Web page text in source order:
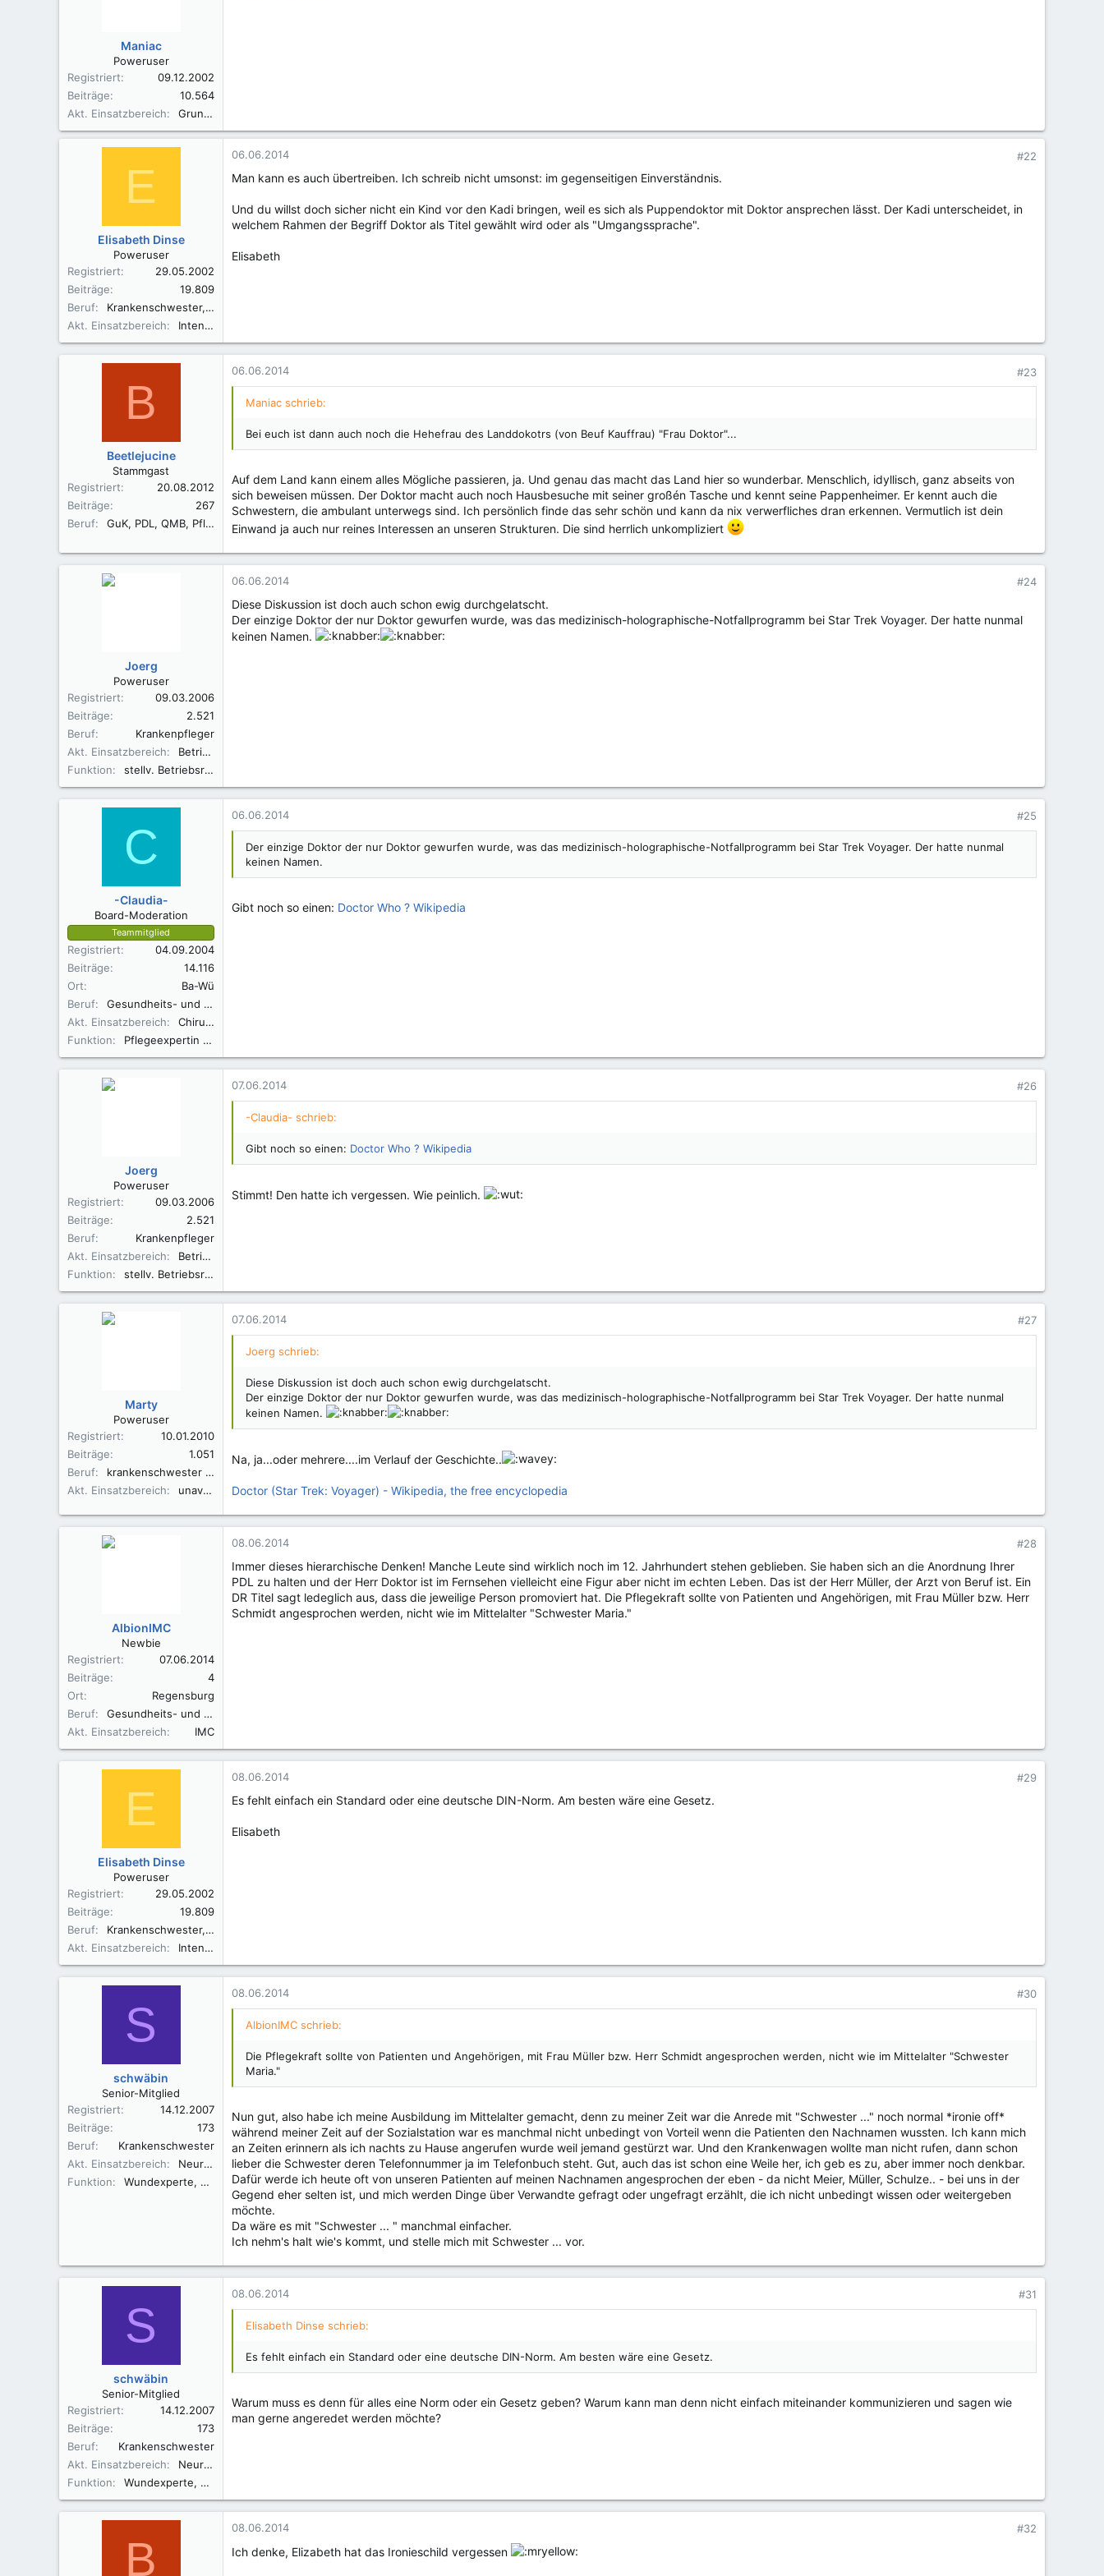
Maniac
Poweruser
Registriert
09.12.2002
Beiträge
10.564
Akt. Einsatzbereich
Grund- und Regel Akutkrankenhaus
E
Elisabeth Dinse
Poweruser
Registriert
29.05.2002
Beiträge
19.809
Beruf
Krankenschwester, Fachkrankenschwester A/I, Praxisbegleiter Basale Stimulation
Akt. Einsatzbereich
Intensivüberwachung
06.06.2014 #22
Man kann es auch übertreiben. Ich schreib nicht umsonst: im gegenseitigen Einverständnis.
Und du willst doch sicher nicht ein Kind vor den Kadi bringen, weil es sich als Puppendoktor mit Doktor ansprechen lässt. Der Kadi unterscheidet, in
welchem Rahmen der Begriff Doktor als Titel gewählt wird oder als "Umgangssprache".
Elisabeth
B
Beetlejucine
Stammgast
Registriert
20.08.2012
Beiträge
267
Beruf
GuK, PDL, QMB, Pflegeberaterin, Studentin Pflegemanagement
06.06.2014 #23
Maniac schrieb:
Bei euch ist dann auch noch die Hehefrau des Landdokotrs (von Beuf Kauffrau) "Frau Doktor"...
Auf dem Land kann einem alles Mögliche passieren, ja. Und genau das macht das Land hier so wunderbar. Menschlich, idyllisch, ganz abseits von
sich beweisen müssen. Der Doktor macht auch noch Hausbesuche mit seiner großén Tasche und kennt seine Pappenheimer. Er kennt auch die
Schwestern, die ambulant unterwegs sind. Ich persönlich finde das sehr schön und kann da nix verwerfliches dran erkennen. Vermutlich ist dein
Einwand ja auch nur reines Interessen an unseren Strukturen. Die sind herrlich unkompliziert
Joerg
Poweruser
Registriert
09.03.2006
Beiträge
2.521
Beruf
Krankenpfleger
Akt. Einsatzbereich
Betriebsrat
Funktion
stellv. Betriebsratsvorsitzender, Sprecher der ver.di-Vertrauensleute
06.06.2014 #24
Diese Diskussion ist doch auch schon ewig durchgelatscht.
Der einzige Doktor der nur Doktor gewurfen wurde, was das medizinisch-holographische-Notfallprogramm bei Star Trek Voyager. Der hatte nunmal
keinen Namen.
C
-Claudia-
Board-Moderation
Teammitglied
Registriert
04.09.2004
Beiträge
14.116
Ort
Ba-Wü
Beruf
Gesundheits- und Krankenpflegerin
Akt. Einsatzbereich
Chirurgie
Funktion
Pflegeexpertin ANP
06.06.2014 #25
Der einzige Doktor der nur Doktor gewurfen wurde, was das medizinisch-holographische-Notfallprogramm bei Star Trek Voyager. Der hatte nunmal
keinen Namen.
Gibt noch so einen: Doctor Who ? Wikipedia
Joerg
Poweruser
Registriert
09.03.2006
Beiträge
2.521
Beruf
Krankenpfleger
Akt. Einsatzbereich
Betriebsrat
Funktion
stellv. Betriebsratsvorsitzender, Sprecher der ver.di-Vertrauensleute
07.06.2014 #26
-Claudia- schrieb:
Gibt noch so einen: Doctor Who ? Wikipedia
Stimmt! Den hatte ich vergessen. Wie peinlich.
Marty
Poweruser
Registriert
10.01.2010
Beiträge
1.051
Beruf
krankenschwester und diplompsychologin
Akt. Einsatzbereich
unavailable...
07.06.2014 #27
Joerg schrieb:
Diese Diskussion ist doch auch schon ewig durchgelatscht.
Der einzige Doktor der nur Doktor gewurfen wurde, was das medizinisch-holographische-Notfallprogramm bei Star Trek Voyager. Der hatte nunmal
keinen Namen.
Na, ja...oder mehrere....im Verlauf der Geschichte..
Doctor (Star Trek: Voyager) - Wikipedia, the free encyclopedia
AlbionIMC
Newbie
Registriert
07.06.2014
Beiträge
4
Ort
Regensburg
Beruf
Gesundheits- und Krankenpfleger
Akt. Einsatzbereich
IMC
08.06.2014 #28
Immer dieses hierarchische Denken! Manche Leute sind wirklich noch im 12. Jahrhundert stehen geblieben. Sie haben sich an die Anordnung Ihrer
PDL zu halten und der Herr Doktor ist im Fernsehen vielleicht eine Figur aber nicht im echten Leben. Das ist der Herr Müller, der Arzt von Beruf ist. Ein
DR Titel sagt ledeglich aus, dass die jeweilige Person promoviert hat. Die Pflegekraft sollte von Patienten und Angehörigen, mit Frau Müller bzw. Herr
Schmidt angesprochen werden, nicht wie im Mittelalter "Schwester Maria."
E
Elisabeth Dinse
Poweruser
Registriert
29.05.2002
Beiträge
19.809
Beruf
Krankenschwester, Fachkrankenschwester A/I, Praxisbegleiter Basale Stimulation
Akt. Einsatzbereich
Intensivüberwachung
08.06.2014 #29
Es fehlt einfach ein Standard oder eine deutsche DIN-Norm. Am besten wäre eine Gesetz.
Elisabeth
S
schwäbin
Senior-Mitglied
Registriert
14.12.2007
Beiträge
173
Beruf
Krankenschwester
Akt. Einsatzbereich
Neurologie
Funktion
Wundexperte, Palliativ care, algesiolog. Fachassistenz.
08.06.2014 #30
AlbionIMC schrieb:
Die Pflegekraft sollte von Patienten und Angehörigen, mit Frau Müller bzw. Herr Schmidt angesprochen werden, nicht wie im Mittelalter "Schwester
Maria."
Nun gut, also habe ich meine Ausbildung im Mittelalter gemacht, denn zu meiner Zeit war die Anrede mit "Schwester ..." noch normal *ironie off*
während meiner Zeit auf der Sozialstation war es manchmal nicht unbedingt von Vorteil wenn die Patienten den Nachnamen wussten. Ich kann mich
an Zeiten erinnern als ich nachts zu Hause angerufen wurde weil jemand gestürzt war. Und den Krankenwagen wollte man nicht rufen, dann schon
lieber die Schwester deren Telefonnummer ja im Telefonbuch steht. Gut, auch das ist schon eine Weile her, ich geb es zu, aber immer noch denkbar.
Dafür werde ich heute oft von unseren Patienten auf meinen Nachnamen angesprochen der eben - da nicht Meier, Müller, Schulze.. - bei uns in der
Gegend eher selten ist, und mich werden Dinge über Verwandte gefragt oder ungefragt erzählt, die ich nicht unbedingt wissen oder weitergeben
möchte.
Da wäre es mit "Schwester ... " manchmal einfacher.
Ich nehm's halt wie's kommt, und stelle mich mit Schwester ... vor.
S
schwäbin
Senior-Mitglied
Registriert
14.12.2007
Beiträge
173
Beruf
Krankenschwester
Akt. Einsatzbereich
Neurologie
Funktion
Wundexperte, Palliativ care, algesiolog. Fachassistenz.
08.06.2014 #31
Elisabeth Dinse schrieb:
Es fehlt einfach ein Standard oder eine deutsche DIN-Norm. Am besten wäre eine Gesetz.
Warum muss es denn für alles eine Norm oder ein Gesetz geben? Warum kann man denn nicht einfach miteinander kommunizieren und sagen wie
man gerne angeredet werden möchte?
B
08.06.2014 #32
Ich denke, Elizabeth hat das Ironieschild vergessen